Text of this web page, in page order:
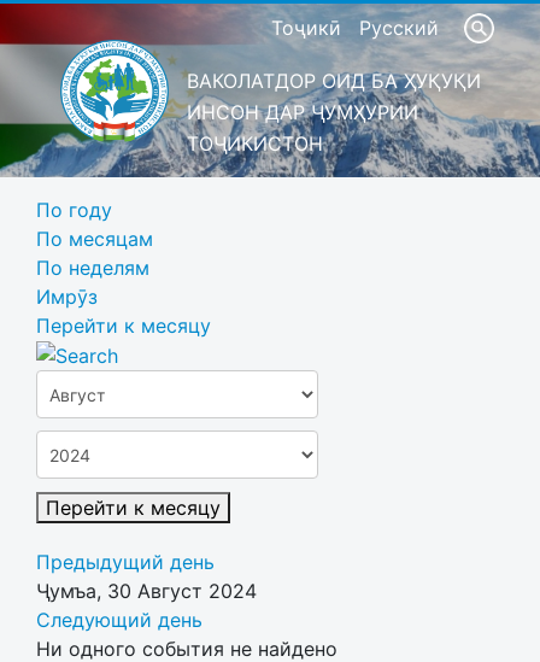
Тоҷикӣ Русский
ВАКОЛАТДОР ОИД БА ҲУҚУҚИ
ИНСОН ДАР ҶУМҲУРИИ
ТОҶИКИСТОН
По году
По месяцам
По неделям
Имрӯз
Перейти к месяцу
Перейти к месяцу
Предыдущий день
Ҷумъа, 30 Август 2024
Следующий день
Ни одного события не найдено